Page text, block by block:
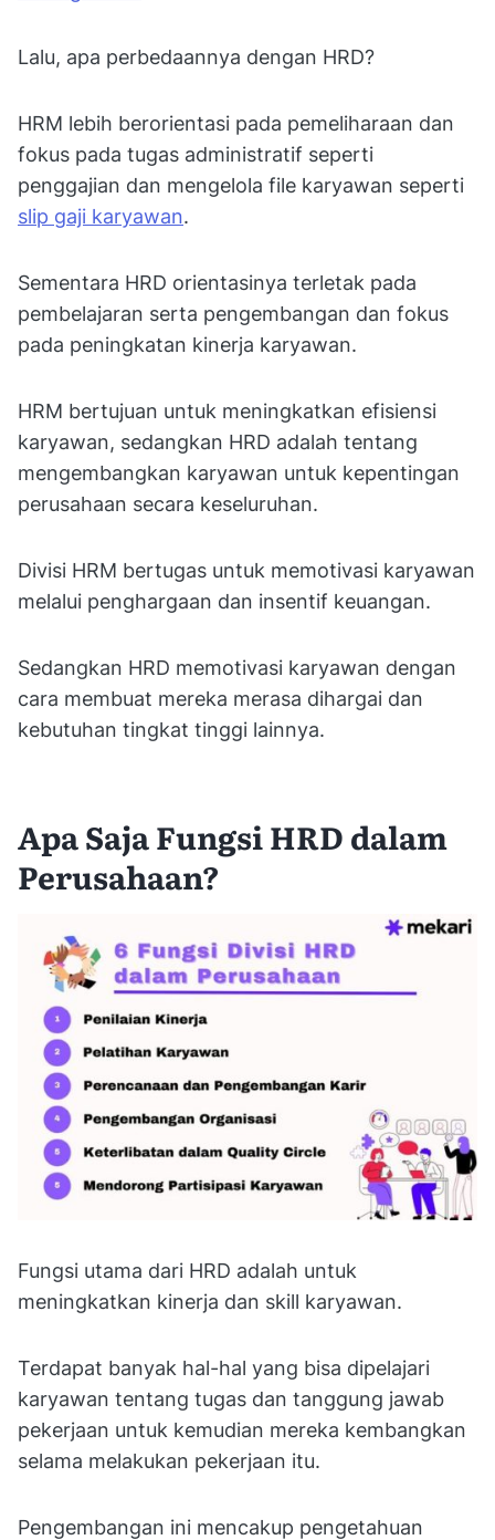
Lalu, apa perbedaannya dengan HRD?
HRM lebih berorientasi pada pemeliharaan dan
fokus pada tugas administratif seperti
penggajian dan mengelola file karyawan seperti
slip gaji karyawan.
Sementara HRD orientasinya terletak pada
pembelajaran serta pengembangan dan fokus
pada peningkatan kinerja karyawan.
HRM bertujuan untuk meningkatkan efisiensi
karyawan, sedangkan HRD adalah tentang
mengembangkan karyawan untuk kepentingan
perusahaan secara keseluruhan.
Divisi HRM bertugas untuk memotivasi karyawan
melalui penghargaan dan insentif keuangan.
Sedangkan HRD memotivasi karyawan dengan
cara membuat mereka merasa dihargai dan
kebutuhan tingkat tinggi lainnya.
Apa Saja Fungsi HRD dalam
Perusahaan?
Fungsi utama dari HRD adalah untuk
meningkatkan kinerja dan skill karyawan.
Terdapat banyak hal-hal yang bisa dipelajari
karyawan tentang tugas dan tanggung jawab
pekerjaan untuk kemudian mereka kembangkan
selama melakukan pekerjaan itu.
Pengembangan ini mencakup pengetahuan